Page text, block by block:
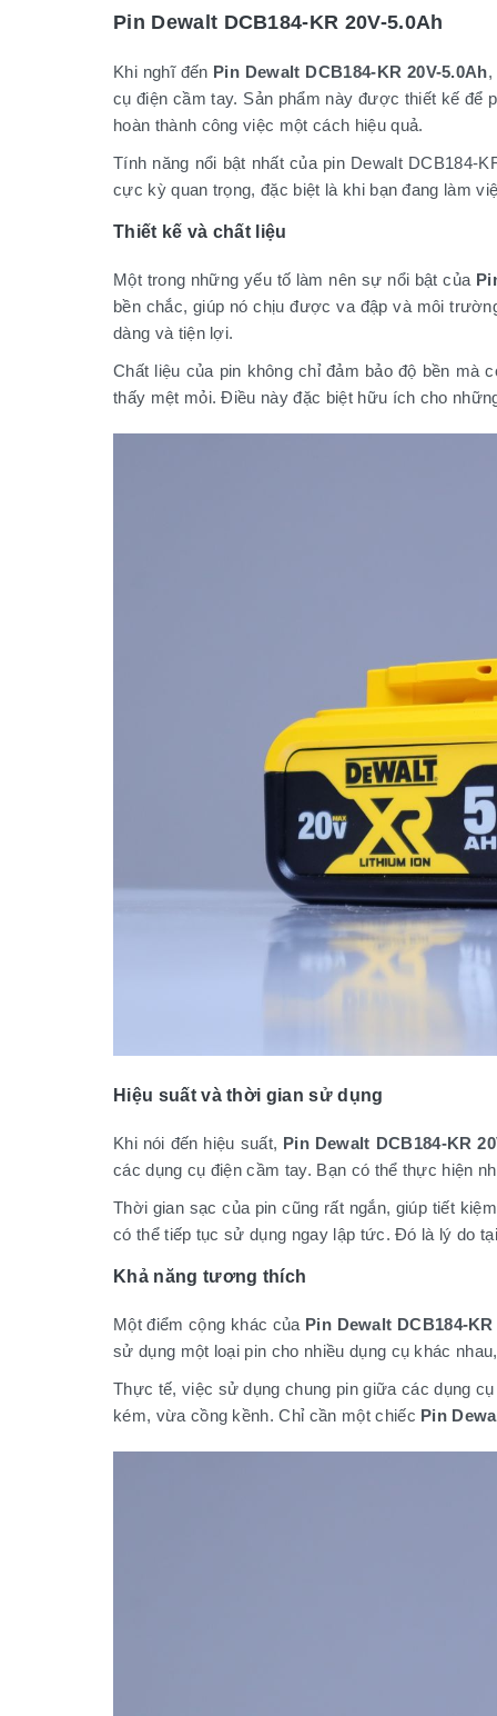
Pin Dewalt DCB184-KR 20V-5.0Ah
Khi nghĩ đến Pin Dewalt DCB184-KR 20V-5.0Ah,
cụ điện cầm tay. Sản phẩm này được thiết kế để
hoàn thành công việc một cách hiệu quả.
Tính năng nổi bật nhất của pin Dewalt
cực kỳ quan trọng, đặc biệt là khi bạn đang làm
Thiết kế và chất liệu
Một trong những yếu tố làm nên sự nổi bật của
bền chắc, giúp nó chịu được va đập và môi
dàng và tiện lợi.
Chất liệu của pin không chỉ đảm bảo độ bền mà
thấy mệt mỏi. Điều này đặc biệt hữu ích cho
Hiệu suất và thời gian sử dụng
Khi nói đến hiệu suất, Pin Dewalt DCB184-KR
các dụng cụ điện cầm tay. Bạn có thể thực hiện
Thời gian sạc của pin cũng rất ngắn, giúp tiết
có thể tiếp tục sử dụng ngay lập tức. Đó là lý do
Khả năng tương thích
Một điểm cộng khác của Pin Dewalt DCB184-KR
sử dụng một loại pin cho nhiều dụng cụ khác
Thực tế, việc sử dụng chung pin giữa các dụng
kém, vừa cồng kềnh. Chỉ cần một chiếc Pin